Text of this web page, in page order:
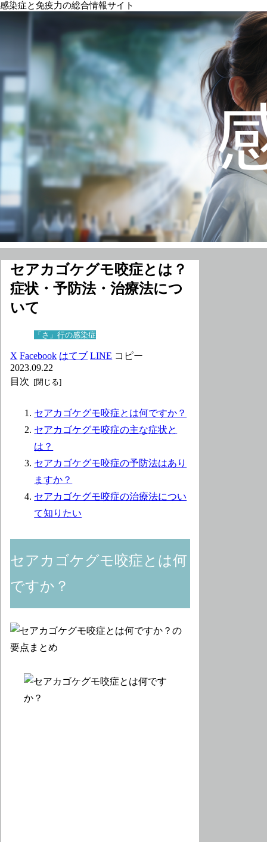
感染症と免疫力の総合情報サイト
セアカゴケグモ咬症とは？
症状・予防法・治療法につ
いて
「さ」行の感染症
X Facebook はてブ LINE コピー
2023.09.22
目次
セアカゴケグモ咬症とは何ですか？
セアカゴケグモ咬症の主な症状と
は？
セアカゴケグモ咬症の予防法はあり
ますか？
セアカゴケグモ咬症の治療法につい
て知りたい
セアカゴケグモ咬症とは何
ですか？